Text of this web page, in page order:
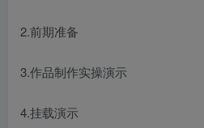
2.前期准备
3.作品制作实操演示
4.挂载演示